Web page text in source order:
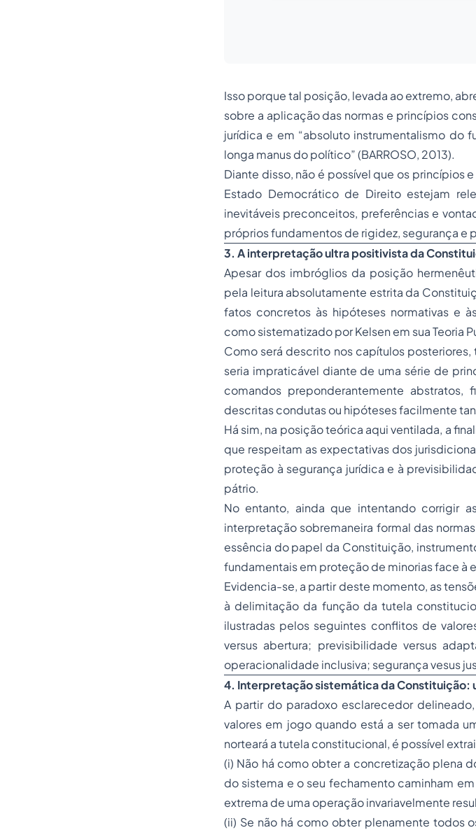
Isso porque tal posição, levada ao extremo,
sobre a aplicação das normas e princípios
jurídica e em “absoluto instrumentalismo do
longa manusdo político” (BARROSO, 2013).
Diante disso, não é possível que os princípios
Estado Democrático de Direito estejam
inevitáveis preconceitos, preferências e
próprios fundamentos de rigidez, segurança e
3. A interpretação ultra positivista da
Apesar dos imbróglios da posição
pela leitura absolutamente estrita da
fatos concretos às hipóteses normativas e
como sistematizado por Kelsen em sua Teoria
Como será descrito nos capítulos
seria impraticável diante de uma série de
comandos preponderantemente abstratos,
descritas condutas ou hipóteses facilmente
Há sim, na posição teórica aqui ventilada, a
que respeitam as expectativas dos
proteção à segurança jurídica e à
pátrio.
No entanto, ainda que intentando corrigir
interpretação sobremaneira formal das
essência do papel da Constituição,
fundamentais em proteção de minorias face à
Evidencia-se, a partir deste momento, as
à delimitação da função da tutela
ilustradas pelos seguintes conflitos de
versus abertura; previsibilidade versus
operacionalidade inclusiva; segurançavesus
4. Interpretação sistemática da Constituição:
A partir do paradoxo esclarecedor
valores em jogo quando está a ser tomada
norteará a tutela constitucional, é possível
(i) Não há como obter a concretização plena
do sistema e o seu fechamento caminham
extrema de uma operação invariavelmente
(ii) Se não há como obter plenamente todos